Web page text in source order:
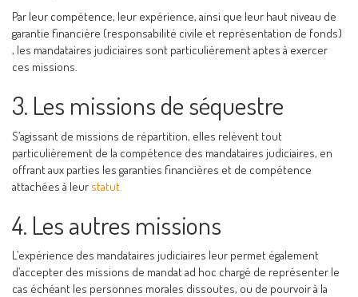
Par leur compétence, leur expérience, ainsi que leur haut niveau de
garantie financière (responsabilité civile et représentation de fonds)
, les mandataires judiciaires sont particulièrement aptes à exercer
ces missions.
3. Les missions de séquestre
S’agissant de missions de répartition, elles relèvent tout
particulièrement de la compétence des mandataires judiciaires, en
offrant aux parties les garanties financières et de compétence
attachées à leur statut.
4. Les autres missions
L’expérience des mandataires judiciaires leur permet également
d’accepter des missions de mandat ad hoc chargé de représenter le
cas échéant les personnes morales dissoutes, ou de pourvoir à la